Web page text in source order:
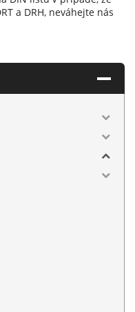
a DRH, neváhejte nás